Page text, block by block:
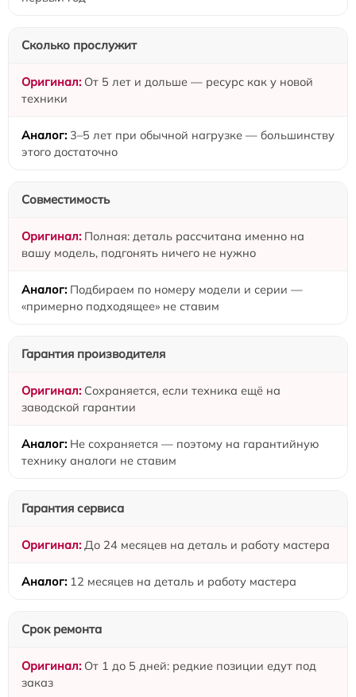
Сколько прослужит
От 5 лет и дольше — ресурс как у новой
техники
3–5 лет при обычной нагрузке — большинству
этого достаточно
Совместимость
Полная: деталь рассчитана именно на
вашу модель, подгонять ничего не нужно
Подбираем по номеру модели и серии —
«примерно подходящее» не ставим
Гарантия производителя
Сохраняется, если техника ещё на
заводской гарантии
Не сохраняется — поэтому на гарантийную
технику аналоги не ставим
Гарантия сервиса
До 24 месяцев на деталь и работу мастера
12 месяцев на деталь и работу мастера
Срок ремонта
От 1 до 5 дней: редкие позиции едут под
заказ